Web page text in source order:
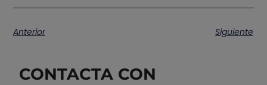
Anterior Siguiente
CONTACTA CON